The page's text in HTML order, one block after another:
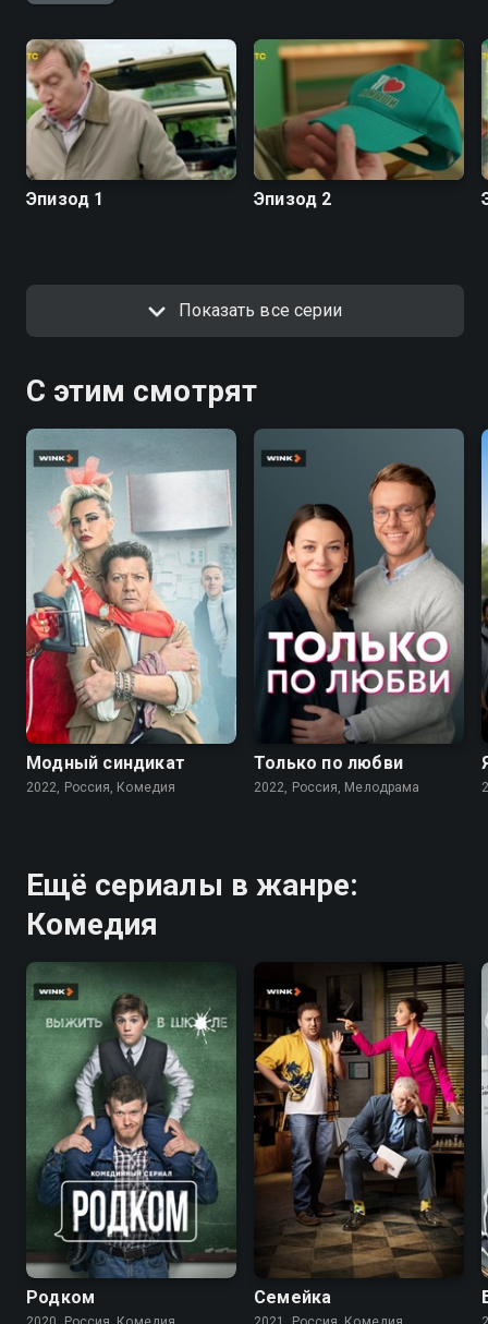
Эпизод 1 Эпизод 2
Показать все серии
С этим смотрят
7.6
Модный синдикат
2022, Россия, Комедия
Только по любви
2022, Россия, Мелодрама
Ещё сериалы в жанре:
Комедия
7.9
Родком
7.7
Семейка